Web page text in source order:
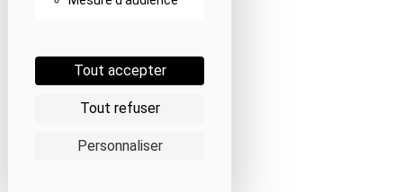
Tout accepter
Tout refuser
Personnaliser